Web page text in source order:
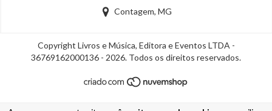
Contagem, MG
Copyright Livros e Música, Editora e Eventos LTDA -
36769162000136 - 2026. Todos os direitos reservados.